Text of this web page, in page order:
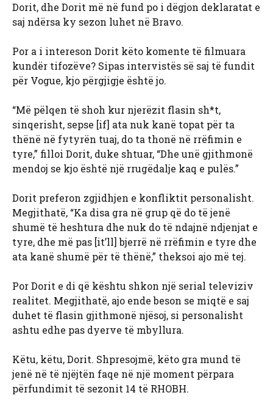
Dorit, dhe Dorit më në fund po i dëgjon deklaratat e
saj ndërsa ky sezon luhet në Bravo.
Por a i intereson Dorit këto komente të filmuara
kundër tifozëve? Sipas intervistës së saj të fundit
për Vogue, kjo përgjigje është jo.
“Më pëlqen të shoh kur njerëzit flasin sh*t,
sinqerisht, sepse [if] ata nuk kanë topat për ta
thënë në fytyrën tuaj, do ta thonë në rrëfimin e
tyre,” filloi Dorit, duke shtuar, “Dhe unë gjithmonë
mendoj se kjo është një rrugëdalje kaq e pulës.”
Dorit preferon zgjidhjen e konfliktit personalisht.
Megjithatë, “Ka disa gra në grup që do të jenë
shumë të heshtura dhe nuk do të ndajnë ndjenjat e
tyre, dhe më pas [it’ll] bjerrë në rrëfimin e tyre dhe
ata kanë shumë për të thënë,” theksoi ajo më tej.
Por Dorit e di që kështu shkon një serial televiziv
realitet. Megjithatë, ajo ende beson se miqtë e saj
duhet të flasin gjithmonë njësoj, si personalisht
ashtu edhe pas dyerve të mbyllura.
Këtu, këtu, Dorit. Shpresojmë, këto gra mund të
jenë në të njëjtën faqe në një moment përpara
përfundimit të sezonit 14 të RHOBH.